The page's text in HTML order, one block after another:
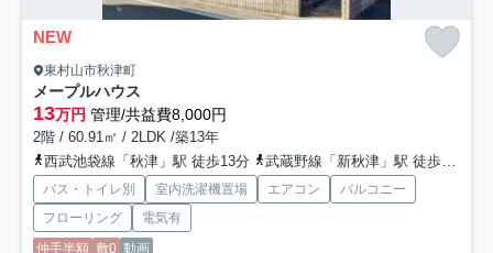
NEW
東村山市秋津町
メープルハウス
13万円 管理/共益費8,000円
2階 / 60.91㎡ / 2LDK /築13年
西武池袋線「秋津」駅 徒歩13分
武蔵野線「新秋津」駅 徒歩9分
バス・トイレ別 室内洗濯機置場 エアコン
バルコニー
フローリング
電気有
仲手半額 敷0 動画